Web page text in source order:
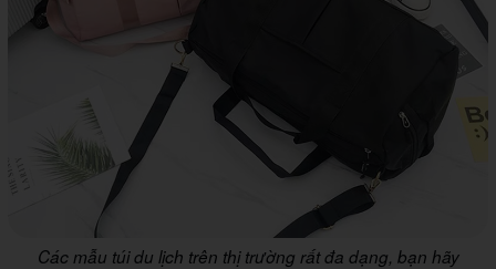
Các mẫu túi du lịch trên thị trường rất đa dạng, bạn hãy